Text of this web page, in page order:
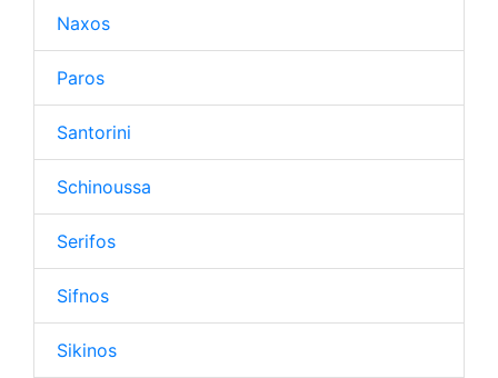
Naxos
Paros
Santorini
Schinoussa
Serifos
Sifnos
Sikinos